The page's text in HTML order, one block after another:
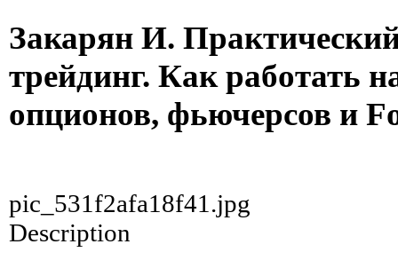
Закарян И.
трейдинг. Как работать
опционов, фьючерсов и
pic_531f2afa18f41.jpg
Description